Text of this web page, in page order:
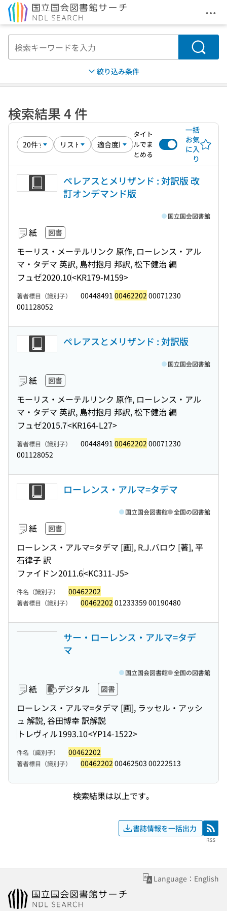
メ
検索
絞り込み条件
検索結果 4 件
タイト
ルでま
とめる
一括
お気
に入
り
ペレアスとメリザンド : 対訳版 改
訂オンデマンド版
紙 図書
モーリス・メーテルリンク 原作, ローレンス・アル
マ・タデマ 英訳, 島村抱月 邦訳, 松下健治 編
フュゼ2020.10<KR179-M159>
国立国会図書館
著者標目（識別子） 00448491 00462202 00071230
001128052
ペレアスとメリザンド : 対訳版
紙 図書
モーリス・メーテルリンク 原作, ローレンス・アル
マ・タデマ 英訳, 島村抱月 邦訳, 松下健治 編
フュゼ2015.7<KR164-L27>
国立国会図書館
著者標目（識別子） 00448491 00462202 00071230
001128052
ローレンス・アルマ=タデマ
紙 図書
ローレンス・アルマ=タデマ [画], R.J.バロウ [著], 平
石律子 訳
ファイドン2011.6<KC311-J5>
国立国会図書館 全国の図書館
件名（識別子） 00462202
著者標目（識別子） 00462202 01233359 00190480
サー・ローレンス・アルマ=タデ
マ
紙 デジタル 図書
ローレンス・アルマ=タデマ [画], ラッセル・アッシ
ュ 解説, 谷田博幸 訳解説
トレヴィル1993.10<YP14-1522>
国立国会図書館 全国の図書館
件名（識別子） 00462202
著者標目（識別子） 00462202 00462503 00222513
検索結果は以上です。
書誌情報を一括出力 RSS
RSS
Language：English